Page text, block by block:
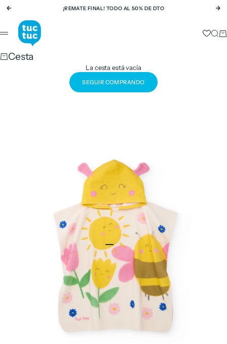
Ir al contenido
Anterior ¡REMATE FINAL! TODO AL 50% DE DTO
tuc tuc
Menú
Cesta
La cesta está vacía
SEGUIR COMPRANDO
Ir al artículo 1
Ir al artículo 2
Ir al artículo 4